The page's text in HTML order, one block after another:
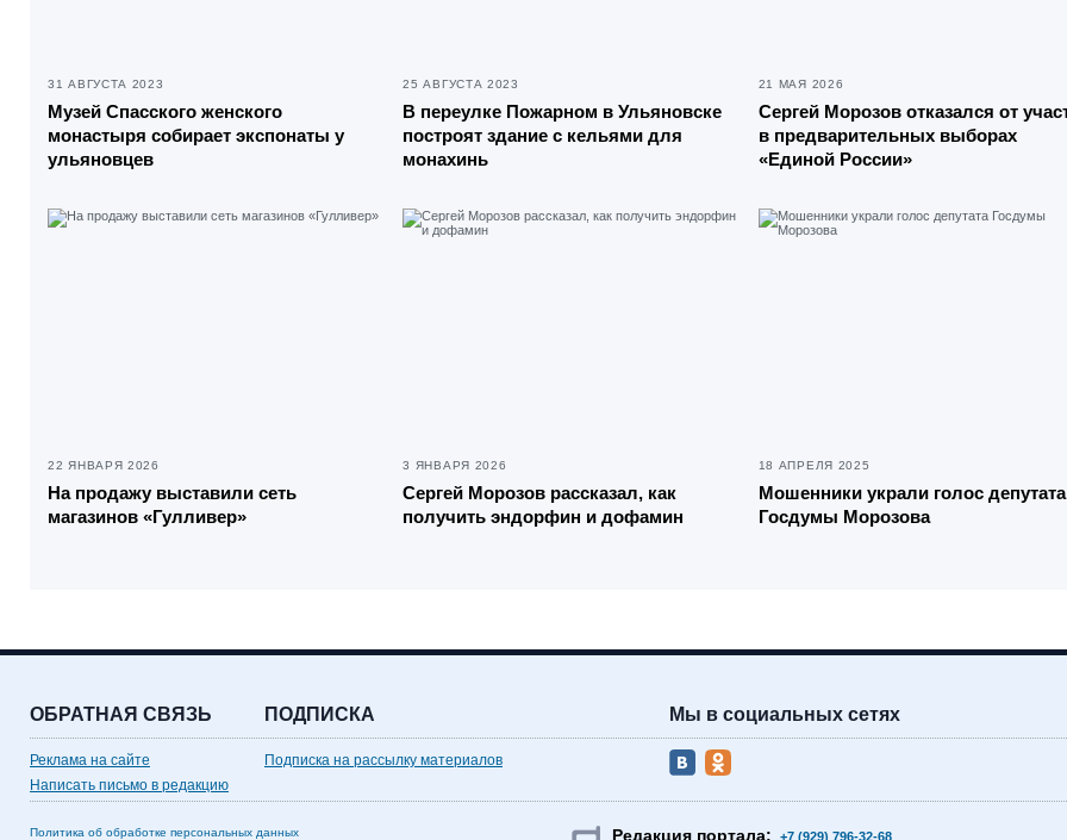
31 АВГУСТА 2023
Музей Спасского женского
монастыря собирает экспонаты у
ульяновцев
25 АВГУСТА 2023
В переулке Пожарном в Ульяновске
построят здание с кельями для
монахинь
21 МАЯ 2026
Сергей Морозов отказался от
в предварительных выборах
«Единой России»
22 ЯНВАРЯ 2026
На продажу выставили сеть
магазинов «Гулливер»
3 ЯНВАРЯ 2026
Сергей Морозов рассказал, как
получить эндорфин и дофамин
18 АПРЕЛЯ 2025
Мошенники украли голос депутата
Госдумы Морозова
ОБРАТНАЯ СВЯЗЬ
Реклама на сайте
Написать письмо в редакцию
ПОДПИСКА
Подписка на рассылку материалов
Мы в социальных сетях
Политика об обработке персональных данных Редакция портала: +7 (929) 796-32-68